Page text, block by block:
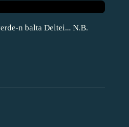
n balta Deltei... N.B.